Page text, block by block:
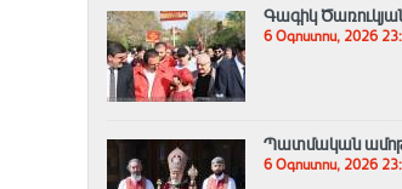
Գագիկ
6 Օգոստոս, 2026
Պատմական ամոթի
6 Օգոստոս, 2026